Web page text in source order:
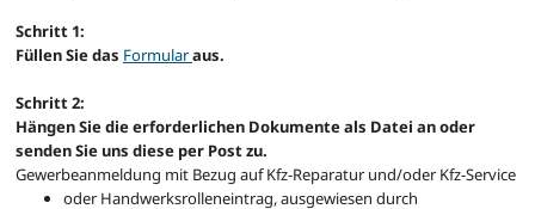
Schritt 1:
Füllen Sie das Formularaus.
Schritt 2:
Hängen Sie die erforderlichen Dokumente als Datei an oder
senden Sie uns diese per Post zu.
Gewerbeanmeldung mit Bezug auf Kfz-Reparatur und/oder Kfz-Service
oder Handwerksrolleneintrag, ausgewiesen durch